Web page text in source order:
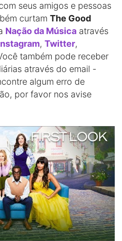
seus amigos e pessoas
curtam The Good
Nação da Música através
, Twitter,
também pode receber
através do email -
algum erro de
por favor nos avise